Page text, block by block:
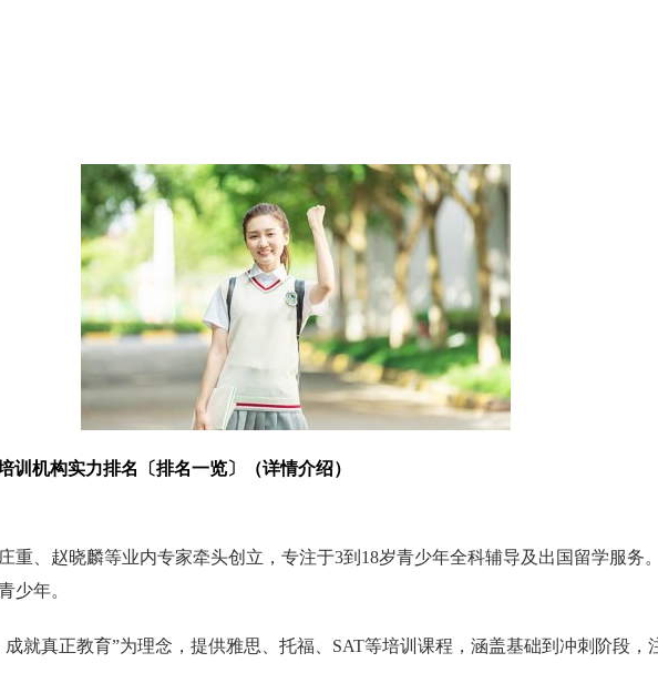
机构实力排名〔排名一览〕（详情介绍）
重、赵晓麟等业内专家牵头创立，专注于3到18岁青少年全科辅导及出国留学服务
少年。
就真正教育”为理念，提供雅思、托福、SAT等培训课程，涵盖基础到冲刺阶段，